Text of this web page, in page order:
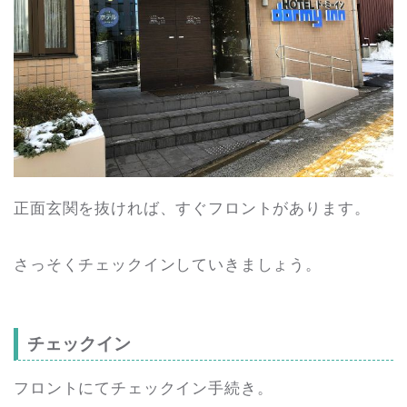
正面玄関を抜ければ、すぐフロントがあります。
さっそくチェックインしていきましょう。
チェックイン
フロントにてチェックイン手続き。